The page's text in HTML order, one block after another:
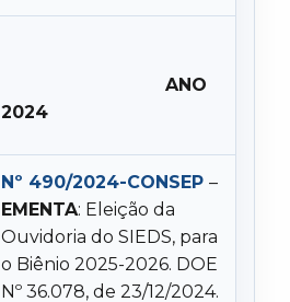
ANO
2024
Nº 490/2024-CONSEP –
EMENTA: Eleição da
Ouvidoria do SIEDS, para
o Biênio 2025-2026. DOE
Nº 36.078, de 23/12/2024.